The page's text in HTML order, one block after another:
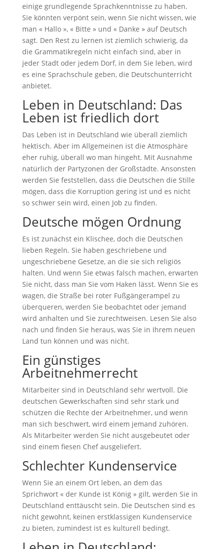
einige grundlegende Sprachkenntnisse zu haben.
Sie könnten verpönt sein, wenn Sie nicht wissen, wie
man « Hallo », « Bitte » und « Danke » auf Deutsch
sagt. Den Rest zu lernen ist ziemlich schwierig, da
die Grammatikregeln nicht einfach sind, aber in
jeder Stadt oder jedem Dorf, in dem Sie leben, wird
es eine Sprachschule geben, die Deutschunterricht
anbietet.
Leben in Deutschland: Das
Leben ist friedlich dort
Das Leben ist in Deutschland wie überall ziemlich
hektisch. Aber im Allgemeinen ist die Atmosphäre
eher ruhig, überall wo man hingeht. Mit Ausnahme
natürlich der Partyzonen der Großstädte. Ansonsten
werden Sie feststellen, dass die Deutschen die Stille
mögen, dass die Korruption gering ist und es nicht
so schwer sein wird, einen Job zu finden.
Deutsche mögen Ordnung
Es ist zunächst ein Klischee, doch die Deutschen
lieben Regeln. Sie haben geschriebene und
ungeschriebene Gesetze, an die sie sich religiös
halten. Und wenn Sie etwas falsch machen, erwarten
Sie nicht, dass man Sie vom Haken lässt. Wenn Sie es
wagen, die Straße bei roter Fußgängerampel zu
überqueren, werden Sie beobachtet oder jemand
wird anhalten und Sie zurechtweisen. Lesen Sie also
nach und finden Sie heraus, was Sie in Ihrem neuen
Land tun können und was nicht.
Ein günstiges
Arbeitnehmerrecht
Mitarbeiter sind in Deutschland sehr wertvoll. Die
deutschen Gewerkschaften sind sehr stark und
schützen die Rechte der Arbeitnehmer, und wenn
man sich beschwert, wird einem jemand zuhören.
Als Mitarbeiter werden Sie nicht ausgebeutet oder
sind einem fiesen Chef ausgeliefert.
Schlechter Kundenservice
Wenn Sie an einem Ort leben, an dem das
Sprichwort « der Kunde ist König » gilt, werden Sie in
Deutschland enttäuscht sein. Die Deutschen sind es
nicht gewohnt, keinen erstklassigen Kundenservice
zu bieten, zumindest ist es kulturell bedingt.